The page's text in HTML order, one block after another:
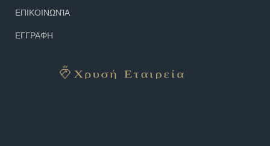
ΕΠΙΚΟΙΝΩΝΊΑ
ΕΓΓΡΑΦΗ